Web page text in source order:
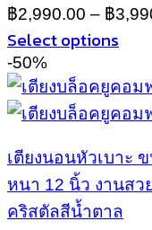
may
be
chosen
on
the
product
฿2,990.00 – ฿
Select options
This
product
has
multiple
The
options
may
be
-50%
เตียงนอนหัวเบาะ
หนา 12 นิ้ว งานสว
คริสตัลสีน้ำตาล